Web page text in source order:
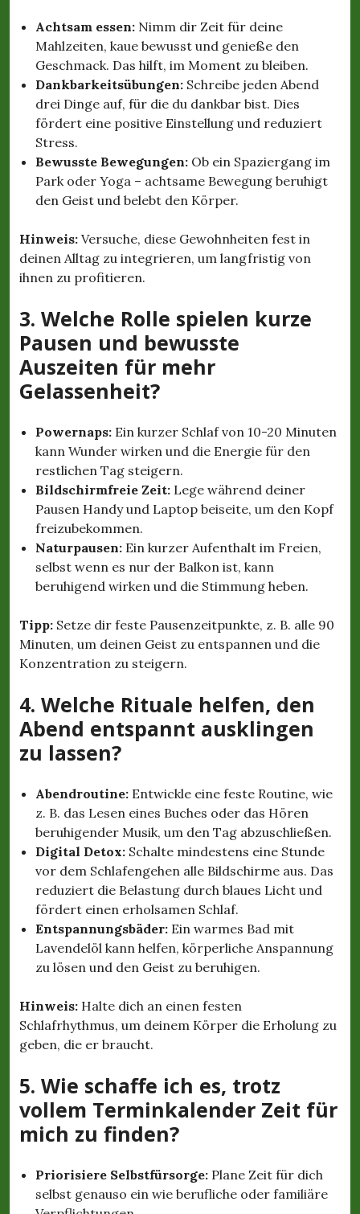
Achtsam essen: Nimm dir Zeit für deine
Mahlzeiten, kaue bewusst und genieße den
Geschmack. Das hilft, im Moment zu bleiben.
Dankbarkeitsübungen: Schreibe jeden Abend
drei Dinge auf, für die du dankbar bist. Dies
fördert eine positive Einstellung und reduziert
Stress.
Bewusste Bewegungen: Ob ein Spaziergang im
Park oder Yoga – achtsame Bewegung beruhigt
den Geist und belebt den Körper.
Hinweis: Versuche, diese Gewohnheiten fest in
deinen Alltag zu integrieren, um langfristig von
ihnen zu profitieren.
3. Welche Rolle spielen kurze
Pausen und bewusste
Auszeiten für mehr
Gelassenheit?
Powernaps: Ein kurzer Schlaf von 10-20 Minuten
kann Wunder wirken und die Energie für den
restlichen Tag steigern.
Bildschirmfreie Zeit: Lege während deiner
Pausen Handy und Laptop beiseite, um den Kopf
freizubekommen.
Naturpausen: Ein kurzer Aufenthalt im Freien,
selbst wenn es nur der Balkon ist, kann
beruhigend wirken und die Stimmung heben.
Tipp: Setze dir feste Pausenzeitpunkte, z. B. alle 90
Minuten, um deinen Geist zu entspannen und die
Konzentration zu steigern.
4. Welche Rituale helfen, den
Abend entspannt ausklingen
zu lassen?
Abendroutine: Entwickle eine feste Routine, wie
z. B. das Lesen eines Buches oder das Hören
beruhigender Musik, um den Tag abzuschließen.
Digital Detox: Schalte mindestens eine Stunde
vor dem Schlafengehen alle Bildschirme aus. Das
reduziert die Belastung durch blaues Licht und
fördert einen erholsamen Schlaf.
Entspannungsbäder: Ein warmes Bad mit
Lavendelöl kann helfen, körperliche Anspannung
zu lösen und den Geist zu beruhigen.
Hinweis: Halte dich an einen festen
Schlafrhythmus, um deinem Körper die Erholung zu
geben, die er braucht.
5. Wie schaffe ich es, trotz
vollem Terminkalender Zeit für
mich zu finden?
Priorisiere Selbstfürsorge: Plane Zeit für dich
selbst genauso ein wie berufliche oder familiäre